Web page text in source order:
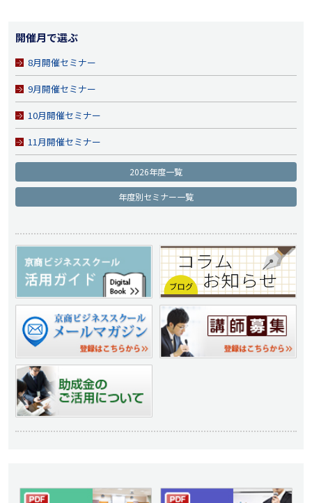
開催月で選ぶ
8月開催セミナー
9月開催セミナー
10月開催セミナー
11月開催セミナー
2026年度一覧
年度別セミナー一覧